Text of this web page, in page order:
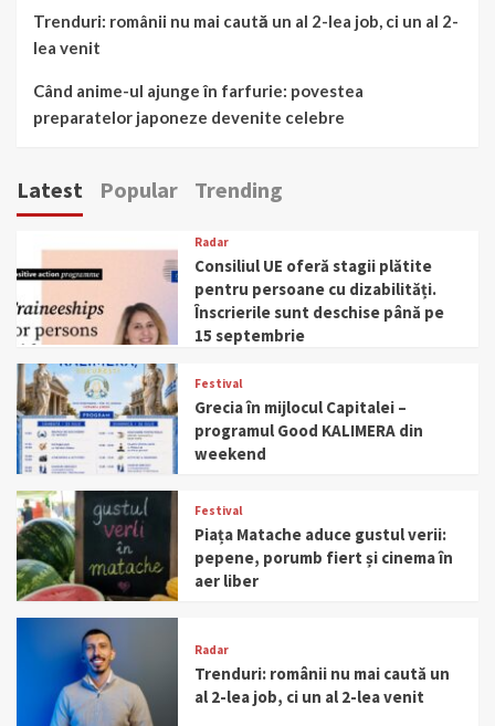
Trenduri: românii nu mai caută un al 2-lea job, ci un al 2-
lea venit
Când anime-ul ajunge în farfurie: povestea
preparatelor japoneze devenite celebre
Latest Popular Trending
Radar
Consiliul UE oferă stagii plătite
pentru persoane cu dizabilități.
Înscrierile sunt deschise până pe
15 septembrie
Festival
Grecia în mijlocul Capitalei –
programul Good KALIMERA din
weekend
Festival
Piața Matache aduce gustul verii:
pepene, porumb fiert și cinema în
aer liber
Radar
Trenduri: românii nu mai caută un
al 2-lea job, ci un al 2-lea venit